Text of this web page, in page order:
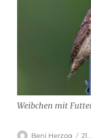
Weibchen mit
Autor
Beni Herzog